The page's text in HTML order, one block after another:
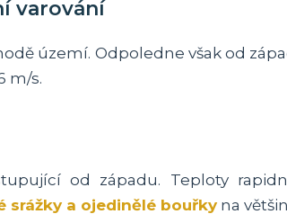
varování
území. Odpoledne však od
m/s.
od západu. Teploty
srážky a ojedinělé bouřky na